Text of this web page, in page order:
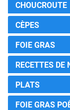
CHOUCROUTE
CÈPES
FOIE GRAS
RECETTES DE
PLATS
FOIE GRAS